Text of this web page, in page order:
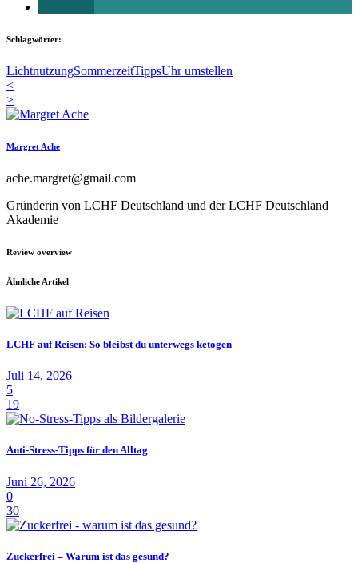
Schlagwörter:
LichtnutzungSommerzeitTippsUhr umstellen
<
>
Margret Ache
ache.margret@gmail.com
Gründerin von LCHF Deutschland und der LCHF Deutschland
Akademie
Review overview
Ähnliche Artikel
LCHF auf Reisen: So bleibst du unterwegs ketogen
Juli 14, 2026
5
19
Anti-Stress-Tipps für den Alltag
Juni 26, 2026
0
30
Zuckerfrei – Warum ist das gesund?